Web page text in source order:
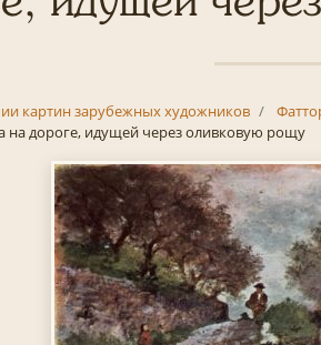
картин зарубежных художников
на дороге, идущей через оливковую рощу